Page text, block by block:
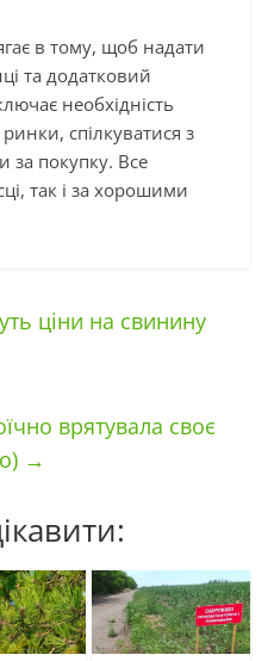
в тому, щоб надати
та додатковий
необхідність
спілкуватися з
за покупку. Все
так і за хорошими
ціни на свинину
врятувала своє
→